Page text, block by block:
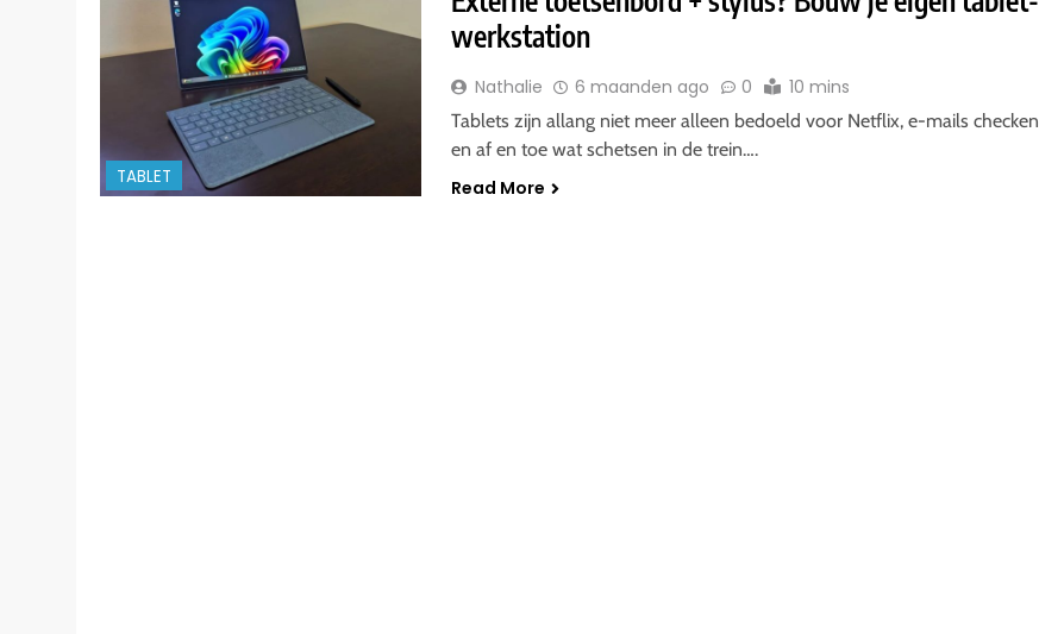
TABLET
werkstation
Nathalie 6 maanden ago 0 10 mins
Tablets zijn allang niet meer alleen bedoeld voor Netflix, e-mails checken
en af en toe wat schetsen in de trein….
Read More